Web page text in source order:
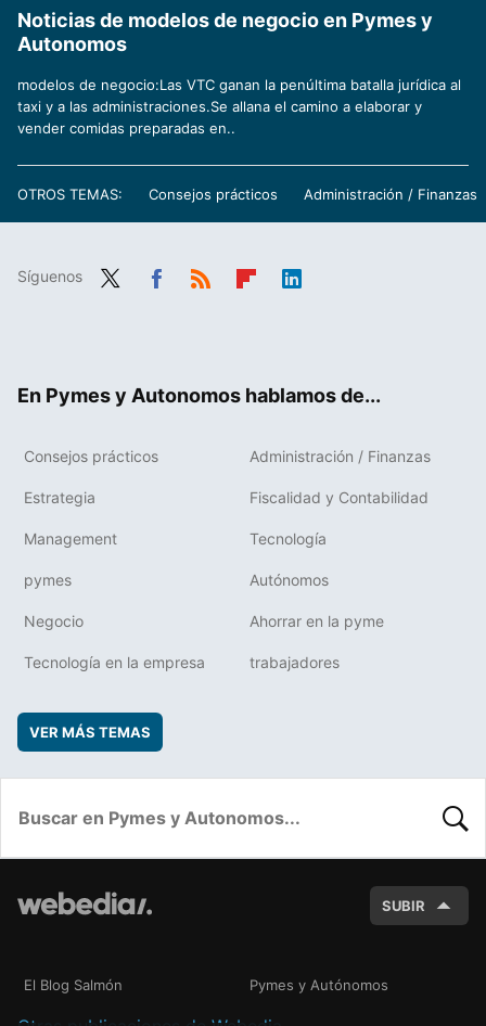
Noticias de modelos de negocio en Pymes y
Autonomos
modelos de negocio:Las VTC ganan la penúltima batalla jurídica al
taxi y a las administraciones.Se allana el camino a elaborar y
vender comidas preparadas en..
OTROS TEMAS: Consejos prácticos Administración / Finanzas
Síguenos
En Pymes y Autonomos hablamos de...
Consejos prácticos Administración / Finanzas
Estrategia Fiscalidad y Contabilidad
Management Tecnología
pymes Autónomos
Negocio Ahorrar en la pyme
Tecnología en la empresa trabajadores
VER MÁS TEMAS
SUBIR
El Blog Salmón Pymes y Autónomos